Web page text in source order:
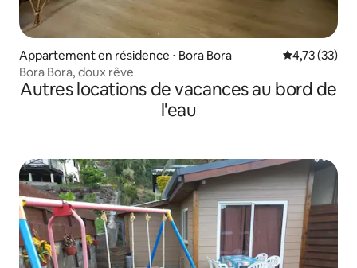
Appartement en résidence ⋅ Bora Bora Évaluation
4,73 (33)
Bora Bora, doux rêve
Autres locations de vacances au bord de
l'eau